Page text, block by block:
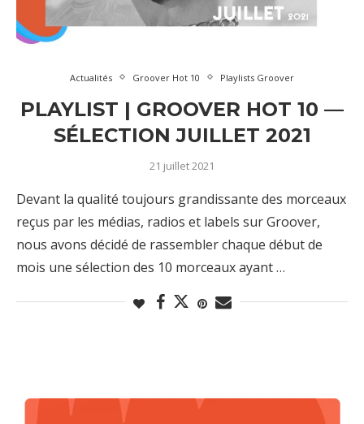
Actualités Groover Hot 10 Playlists Groover
PLAYLIST | GROOVER HOT 10 —
SÉLECTION JUILLET 2021
21 juillet 2021
Devant la qualité toujours grandissante des morceaux
reçus par les médias, radios et labels sur Groover,
nous avons décidé de rassembler chaque début de
mois une sélection des 10 morceaux ayant …